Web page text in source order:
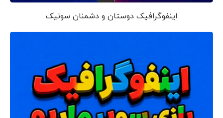
اینفوگرافیک دوستان و دشمنان سونیک